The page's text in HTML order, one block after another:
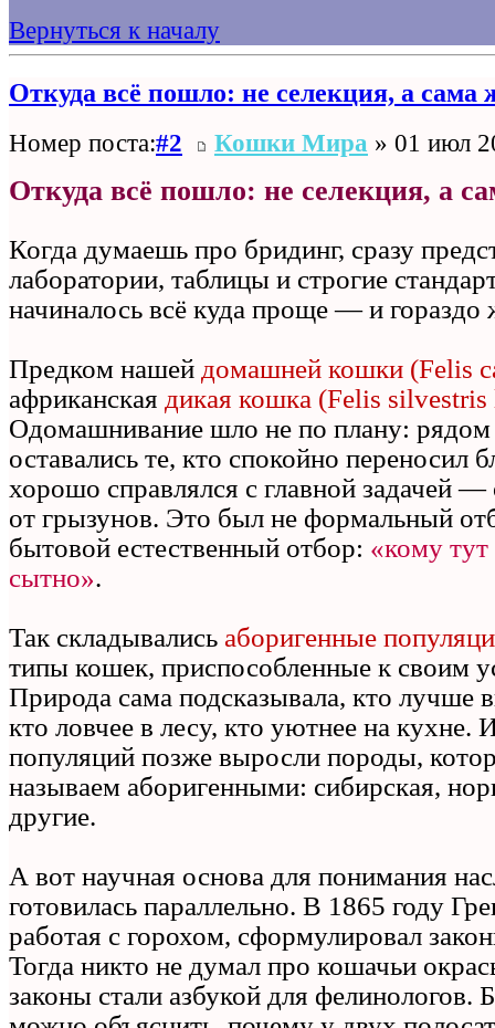
Вернуться к началу
Откуда всё пошло: не селекция, а сама
Номер поста:#2 Кошки Мира » 01 июл
Откуда всё пошло: не селекция, а
Когда думаешь про бридинг, сразу
лаборатории, таблицы и строгие
начиналось всё куда проще — и гораздо
Предком нашей домашней кошки (Felis
африканская дикая кошка (Felis
Одомашнивание шло не по плану: рядом
оставались те, кто спокойно переносил
хорошо справлялся с главной задачей —
от грызунов. Это был не формальный
бытовой естественный отбор: «кому
сытно».
Так складывались аборигенные
типы кошек, приспособленные к своим
Природа сама подсказывала, кто лучше
кто ловчее в лесу, кто уютнее на кухне.
популяций позже выросли породы,
называем аборигенными: сибирская,
другие.
А вот научная основа для понимания
готовилась параллельно. В 1865 году
работая с горохом, сформулировал
Тогда никто не думал про кошачьи
законы стали азбукой для фелинологов.